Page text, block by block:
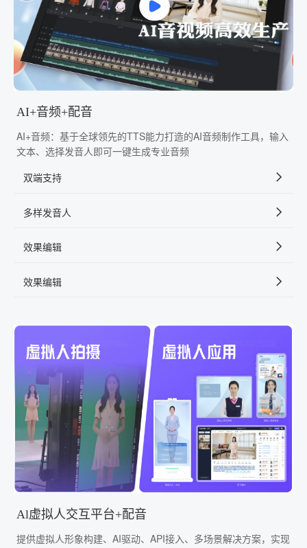
AI+音频+配音
AI+音频：基于全球领先的TTS能力打造的AI音频制作工具，输入
文本、选择发音人即可一键生成专业音频
双端支持
多样发音人
效果编辑
效果编辑
Al虚拟人交互平台+配音
提供虚拟人形象构建、AI驱动、API接入、多场景解决方案，实现